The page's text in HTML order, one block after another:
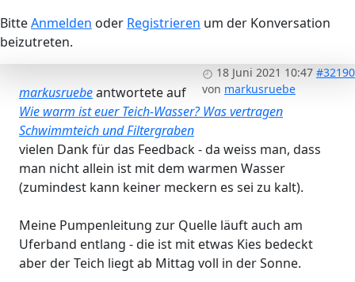
BitteAnmelden oder Registrieren um der Konversation
beizutreten.
18 Juni 2021 10:47 #32190
von markusruebe
markusruebeantwortete auf
Wie warm ist euer Teich-Wasser? Was vertragen
Schwimmteich und Filtergraben
vielen Dank für das Feedback - da weiss man, dass
man nicht allein ist mit dem warmen Wasser
(zumindest kann keiner meckern es sei zu kalt).
Meine Pumpenleitung zur Quelle läuft auch am
Uferband entlang - die ist mit etwas Kies bedeckt
aber der Teich liegt ab Mittag voll in der Sonne.